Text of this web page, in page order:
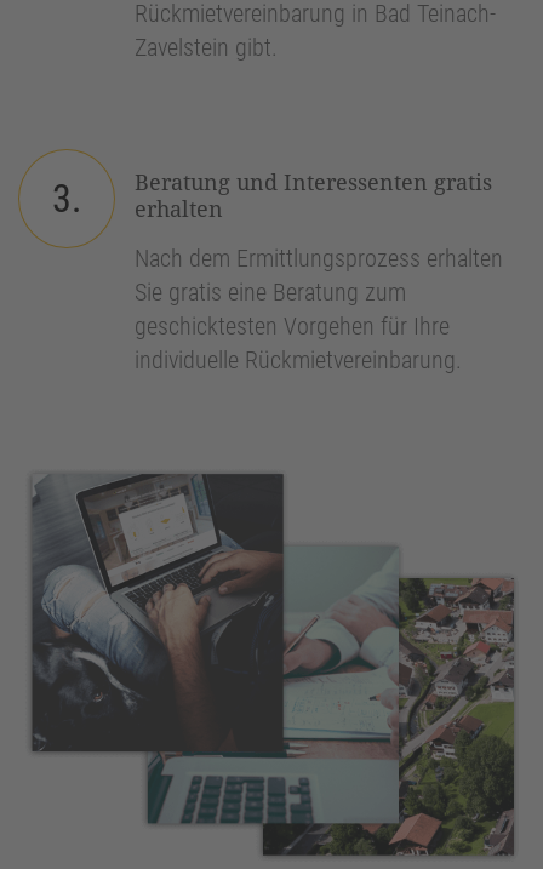
Rückmietvereinbarung in Bad Teinach-
Zavelstein gibt.
3.
Beratung und Interessenten gratis
erhalten
Nach dem Ermittlungsprozess erhalten
Sie gratis eine Beratung zum
geschicktesten Vorgehen für Ihre
individuelle Rückmietvereinbarung.